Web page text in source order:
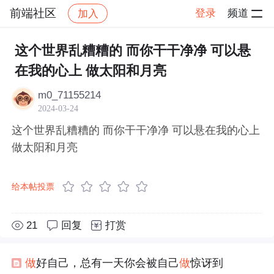
前端社区 加入 登录 频道
社区 前端社区 感慨 帖子详情
这个世界乱糟糟的 而你干干净净 可以悬
在我的心上 做太阳和月亮
m0_71155214
2024-03-24
这个世界乱糟糟的 而你干干净净 可以悬在我的心上
做太阳和月亮
给本帖投票
21 回复 打赏
做好自己，总有一天你会被自己做惊讶到